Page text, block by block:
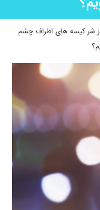
شر کیسه­ های اطراف چشم